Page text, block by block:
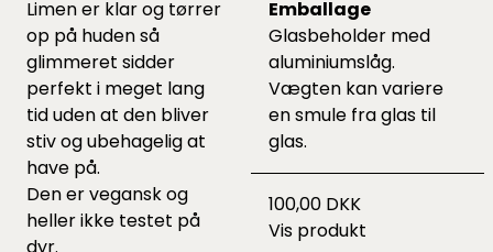
Limen er klar og tørrer
op på huden så
glimmeret sidder
perfekt i meget lang
tid uden at den bliver
stiv og ubehagelig at
have på.
Den er vegansk og
heller ikke testet på
dyr.
Emballage
Glasbeholder med
aluminiums­låg.
Vægten kan variere
en smule fra glas til
glas.
100,00 DKK
Vis produkt